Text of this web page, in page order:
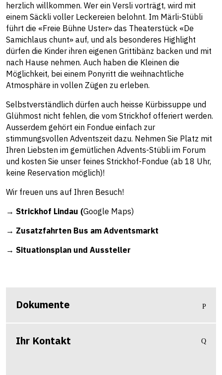
herzlich willkommen. Wer ein Versli vorträgt, wird mit
einem Säckli voller Leckereien belohnt. Im Märli-Stübli
führt die «Freie Bühne Uster» das Theaterstück «De
Samichlaus chunt» auf, und als besonderes Highlight
dürfen die Kinder ihren eigenen Grittibänz backen und mit
nach Hause nehmen. Auch haben die Kleinen die
Möglichkeit, bei einem Ponyritt die weihnachtliche
Atmosphäre in vollen Zügen zu erleben.
Selbstverständlich dürfen auch heisse Kürbissuppe und
Glühmost nicht fehlen, die vom Strickhof offeriert werden.
Ausserdem gehört ein Fondue einfach zur
stimmungsvollen Adventszeit dazu. Nehmen Sie Platz mit
Ihren Liebsten im gemütlichen Advents-Stübli im Forum
und kosten Sie unser feines Strickhof-Fondue (ab 18 Uhr,
keine Reservation möglich)!
Wir freuen uns auf Ihren Besuch!
→ Strickhof Lindau (Google Maps)
→ Zusatzfahrten Bus am Adventsmarkt
→ Situationsplan und Aussteller
Dokumente
Ihr Kontakt